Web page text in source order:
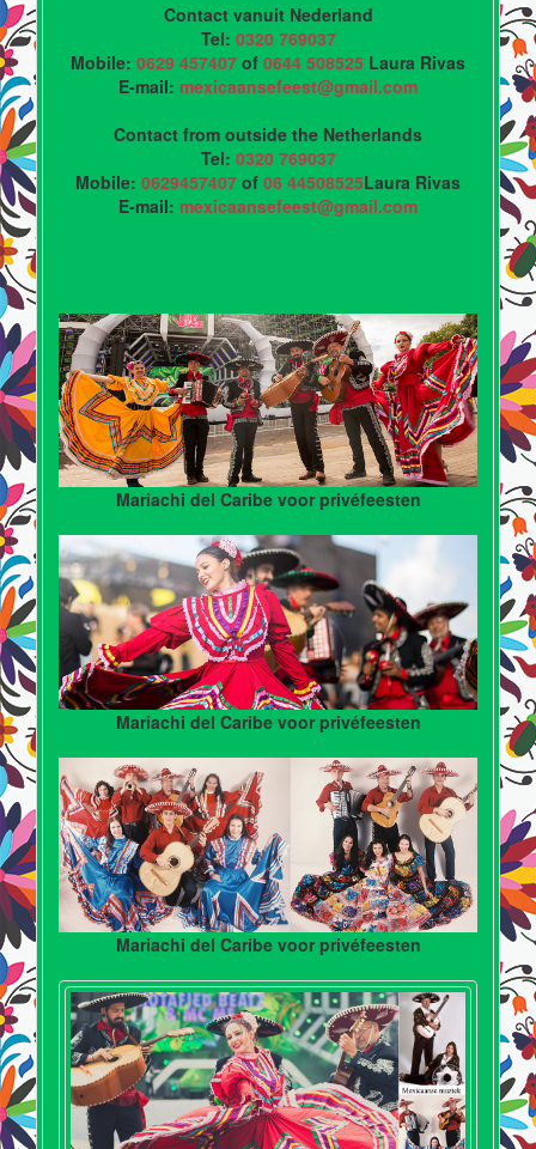
Contact vanuit Nederland
Tel: 0320 769037
Mobile: 0629 457407 of 0644 508525 Laura Rivas
E-mail: mexicaansefeest@gmail.com
Contact from outside the Netherlands
Tel: 0320 769037
Mobile: 0629457407 of 06 44508525Laura Rivas
E-mail: mexicaansefeest@gmail.com
Mariachi del Caribe voor privéfeesten
Mariachi del Caribe voor privéfeesten
Mariachi del Caribe voor privéfeesten